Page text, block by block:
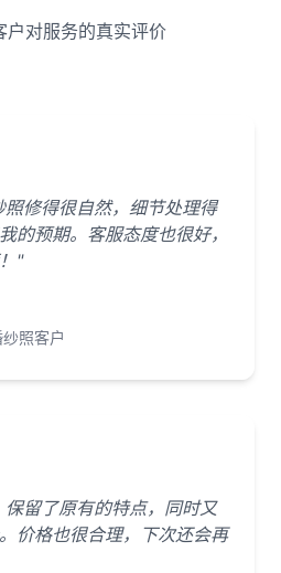
户对服务的真实评价
修得很自然，细节处理得
的预期。客服态度也很好，
"
照客户
留了原有的特点，同时又
价格也很合理，下次还会再